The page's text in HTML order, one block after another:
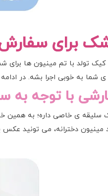
برای
کیک تولد با تم مینیون ها
شما به خوبی اجرا بشه. در
با توجه
ی خاصی داره؛ به همین
دخترانه، می تونید عکس